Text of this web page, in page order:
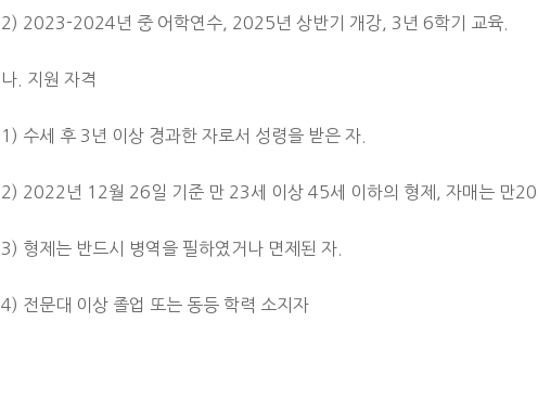
2) 2023-2024년 중 어학연수, 2025년 상반기 개강, 3년 6학기 교육.
나. 지원 자격
1) 수세 후 3년 이상 경과한 자로서 성령을 받은 자.
2) 2022년 12월 26일 기준 만 23세 이상 45세 이하의 형제, 자매는 만
3) 형제는 반드시 병역을 필하였거나 면제된 자.
4) 전문대 이상 졸업 또는 동등 학력 소지자